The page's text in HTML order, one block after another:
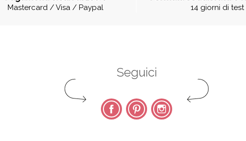
Mastercard / Visa / Paypal 14 giorni di test
Seguici
FacebookPinterest Instagram